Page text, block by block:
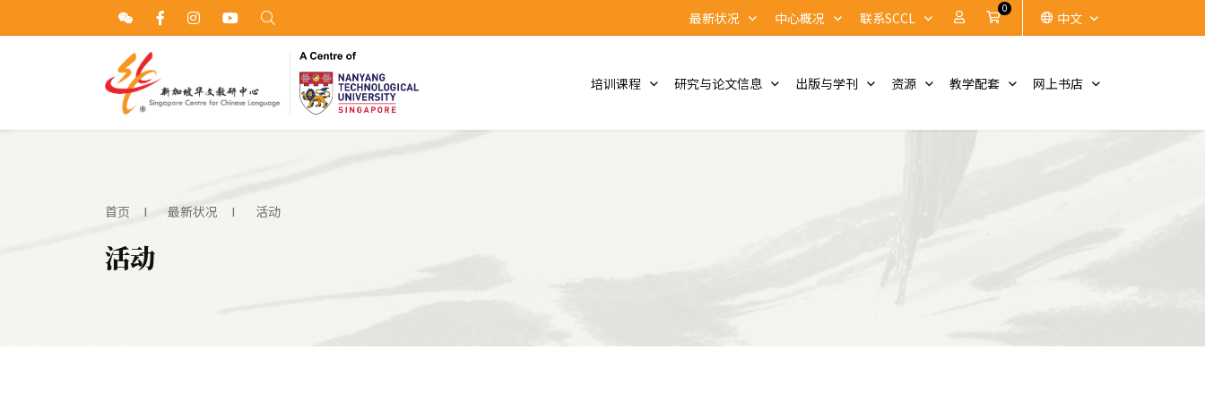
最新状况 中心概况 联系SCCL 账户 Cart
0
中文
培训课程 研究与论文信息 出版与学刊 资源 教学配套 网上书店
首页 最新状况 活动
活动